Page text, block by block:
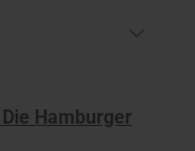
Hamburger